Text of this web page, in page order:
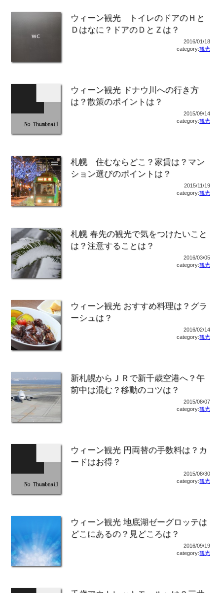
ウィーン観光 トイレのドアのＨと
Ｄはなに？ドアのＤとＺは？
2016/01/18
category:観光
ウィーン観光 ドナウ川への行き方
は？散策のポイントは？
2015/09/14
category:観光
札幌 住むならどこ？家賃は？マン
ション選びのポイントは？
2015/11/19
category:観光
札幌 春先の観光で気をつけたいこと
は？注意することは？
2016/03/05
category:観光
ウィーン観光 おすすめ料理は？グラ
ーシュは？
2016/02/14
category:観光
新札幌からＪＲで新千歳空港へ？午
前中は混む？移動のコツは？
2015/08/07
category:観光
ウィーン観光 円両替の手数料は？カ
ードはお得？
2015/08/30
category:観光
ウィーン観光 地底湖ゼーグロッテは
どこにあるの？見どころは？
2016/09/19
category:観光